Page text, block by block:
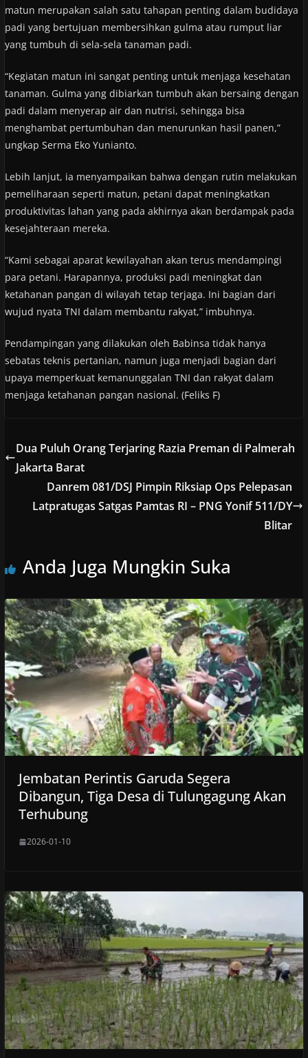
matun merupakan salah satu tahapan penting dalam budidaya
padi yang bertujuan membersihkan gulma atau rumput liar
yang tumbuh di sela-sela tanaman padi.
“Kegiatan matun ini sangat penting untuk menjaga kesehatan
tanaman. Gulma yang dibiarkan tumbuh akan bersaing dengan
padi dalam menyerap air dan nutrisi, sehingga bisa
menghambat pertumbuhan dan menurunkan hasil panen,”
ungkap Serma Eko Yunianto.
Lebih lanjut, ia menyampaikan bahwa dengan rutin melakukan
pemeliharaan seperti matun, petani dapat meningkatkan
produktivitas lahan yang pada akhirnya akan berdampak pada
kesejahteraan mereka.
“Kami sebagai aparat kewilayahan akan terus mendampingi
para petani. Harapannya, produksi padi meningkat dan
ketahanan pangan di wilayah tetap terjaga. Ini bagian dari
wujud nyata TNI dalam membantu rakyat,” imbuhnya.
Pendampingan yang dilakukan oleh Babinsa tidak hanya
sebatas teknis pertanian, namun juga menjadi bagian dari
upaya memperkuat kemanunggalan TNI dan rakyat dalam
menjaga ketahanan pangan nasional. (Feliks F)
Dua Puluh Orang Terjaring Razia Preman di Palmerah
Jakarta Barat
Danrem 081/DSJ Pimpin Riksiap Ops Pelepasan
Latpratugas Satgas Pamtas RI – PNG Yonif 511/DY
Blitar
Anda Juga Mungkin Suka
Jembatan Perintis Garuda Segera
Dibangun, Tiga Desa di Tulungagung Akan
Terhubung
2026-01-10